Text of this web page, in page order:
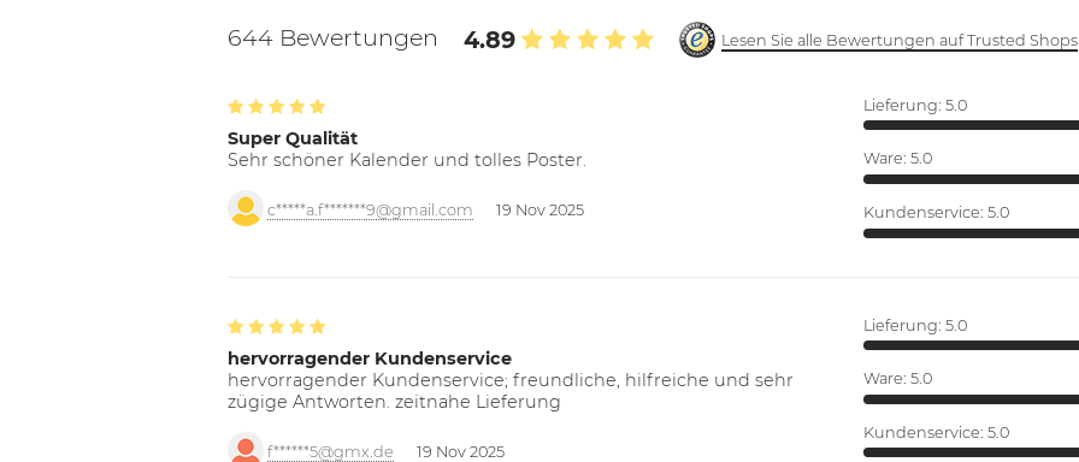
644 Bewertungen 4.89 Lesen Sie alle Bewertungen auf Trusted Shops
Super Qualität
Sehr schöner Kalender und tolles Poster.
c*****a.f*******9@gmail.com 19 Nov 2025
Lieferung: 5.0
Ware: 5.0
Kundenservice: 5.0
hervorragender Kundenservice
hervorragender Kundenservice; freundliche, hilfreiche und sehr
zügige Antworten. zeitnahe Lieferung
f******5@gmx.de 19 Nov 2025
Lieferung: 5.0
Ware: 5.0
Kundenservice: 5.0